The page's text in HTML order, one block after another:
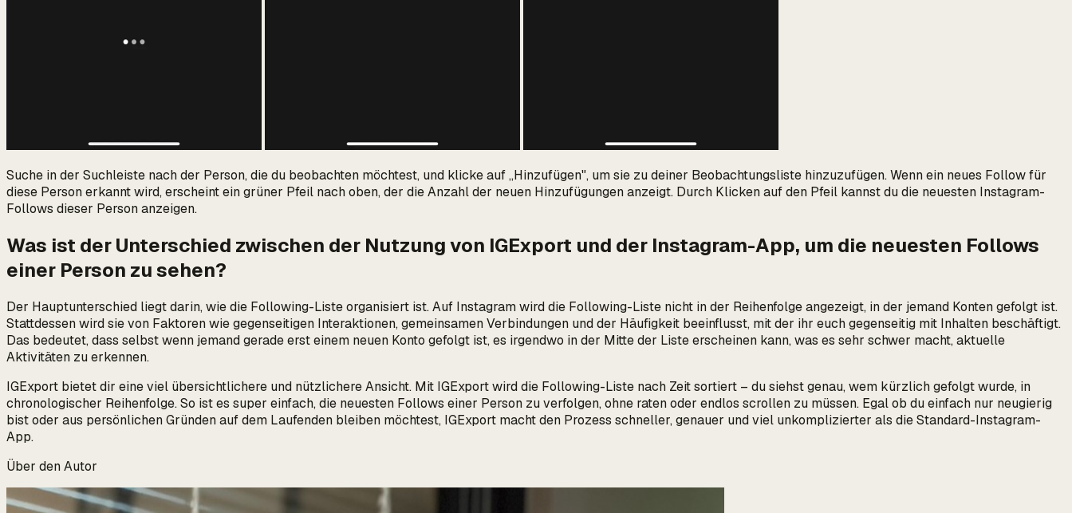
Suche in der Suchleiste nach der Person, die du beobachten möchtest, und klicke auf „Hinzufügen", um sie zu deiner Beobachtungsliste hinzuzufügen. Wenn ein neues Follow für
diese Person erkannt wird, erscheint ein grüner Pfeil nach oben, der die Anzahl der neuen Hinzufügungen anzeigt. Durch Klicken auf den Pfeil kannst du die neuesten Instagram-
Follows dieser Person anzeigen.
Was ist der Unterschied zwischen der Nutzung von IGExport und der Instagram-App, um die neuesten Follows
einer Person zu sehen?
Der Hauptunterschied liegt darin, wie die Following-Liste organisiert ist. Auf Instagram wird die Following-Liste nicht in der Reihenfolge angezeigt, in der jemand Konten gefolgt ist.
Stattdessen wird sie von Faktoren wie gegenseitigen Interaktionen, gemeinsamen Verbindungen und der Häufigkeit beeinflusst, mit der ihr euch gegenseitig mit Inhalten beschäftigt.
Das bedeutet, dass selbst wenn jemand gerade erst einem neuen Konto gefolgt ist, es irgendwo in der Mitte der Liste erscheinen kann, was es sehr schwer macht, aktuelle
Aktivitäten zu erkennen.
IGExport bietet dir eine viel übersichtlichere und nützlichere Ansicht. Mit IGExport wird die Following-Liste nach Zeit sortiert – du siehst genau, wem kürzlich gefolgt wurde, in
chronologischer Reihenfolge. So ist es super einfach, die neuesten Follows einer Person zu verfolgen, ohne raten oder endlos scrollen zu müssen. Egal ob du einfach nur neugierig
bist oder aus persönlichen Gründen auf dem Laufenden bleiben möchtest, IGExport macht den Prozess schneller, genauer und viel unkomplizierter als die Standard-Instagram-
App.
Über den Autor